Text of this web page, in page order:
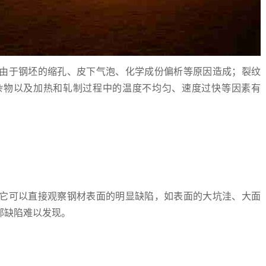
于钢坯的缩孔、皮下气泡、化学成份偏析等原因造成；裂纹
以及加热和轧制过程中的温度不均匀、速度过快等因素有
可以直接观察钢材表面的明显缺陷，如表面的大坑洼、大面
陷难以发现。